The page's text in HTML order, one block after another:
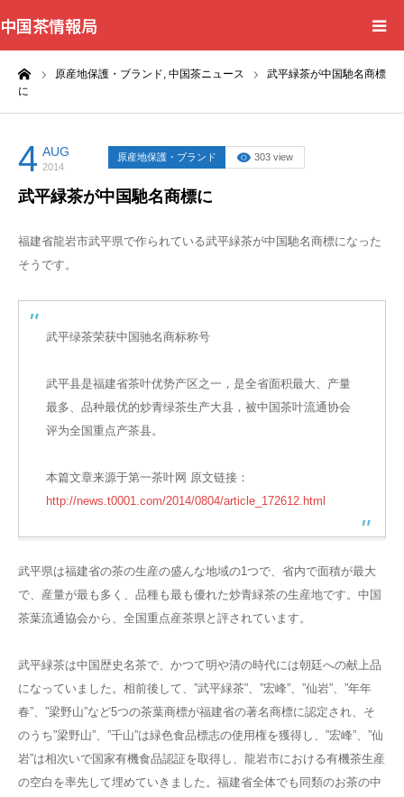
中国茶情報局
原産地保護・ブランド, 中国茶ニュース
武平緑茶が中国馳名商標
に
4 AUG
2014
原産地保護・ブランド 303 view
武平緑茶が中国馳名商標に
福建省龍岩市武平県で作られている武平緑茶が中国馳名商標になった
そうです。
武平绿茶荣获中国驰名商标称号
武平县是福建省茶叶优势产区之一，是全省面积最大、产量
最多、品种最优的炒青绿茶生产大县，被中国茶叶流通协会
评为全国重点产茶县。
本篇文章来源于第一茶叶网 原文链接：
http://news.t0001.com/2014/0804/article_172612.html
武平県は福建省の茶の生産の盛んな地域の1つで、省内で面積が最大
で、産量が最も多く、品種も最も優れた炒青緑茶の生産地です。中国
茶葉流通協会から、全国重点産茶県と評されています。
武平緑茶は中国歴史名茶で、かつて明や清の時代には朝廷への献上品
になっていました。相前後して、”武平緑茶”、”宏峰”、”仙岩”、”年年
春”、”梁野山”など5つの茶葉商標が福建省の著名商標に認定され、そ
のうち”梁野山”、”千山”は緑色食品標志の使用権を獲得し、”宏峰”、”仙
岩”は相次いで国家有機食品認証を取得し、龍岩市における有機茶生産
の空白を率先して埋めていきました。福建省全体でも同類のお茶の中
Home
Shops
Books